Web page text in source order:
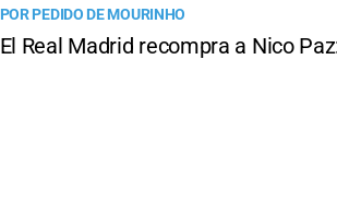
POR PEDIDO DE MOURINHO
El Real Madrid recompra a Nico